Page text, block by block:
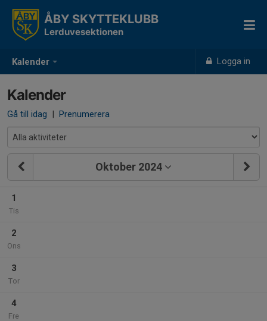
Kalender Logga in
ÅBY SKYTTEKLUBB
Lerduvesektionen
Kalender
Gå till idag | Prenumerera
Oktober 2024
1
Tis
2
Ons
3
Tor
4
Fre